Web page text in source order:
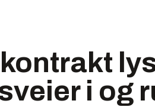
i og